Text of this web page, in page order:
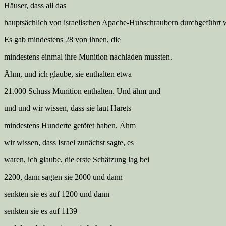
Häuser, dass all das
hauptsächlich von israelischen Apache-Hubschraubern durchgeführt
Es gab mindestens 28 von ihnen, die
mindestens einmal ihre Munition nachladen mussten.
Ähm, und ich glaube, sie enthalten etwa
21.000 Schuss Munition enthalten. Und ähm und
und und wir wissen, dass sie laut Harets
mindestens Hunderte getötet haben. Ähm
wir wissen, dass Israel zunächst sagte, es
waren, ich glaube, die erste Schätzung lag bei
2200, dann sagten sie 2000 und dann
senkten sie es auf 1200 und dann
senkten sie es auf 1139